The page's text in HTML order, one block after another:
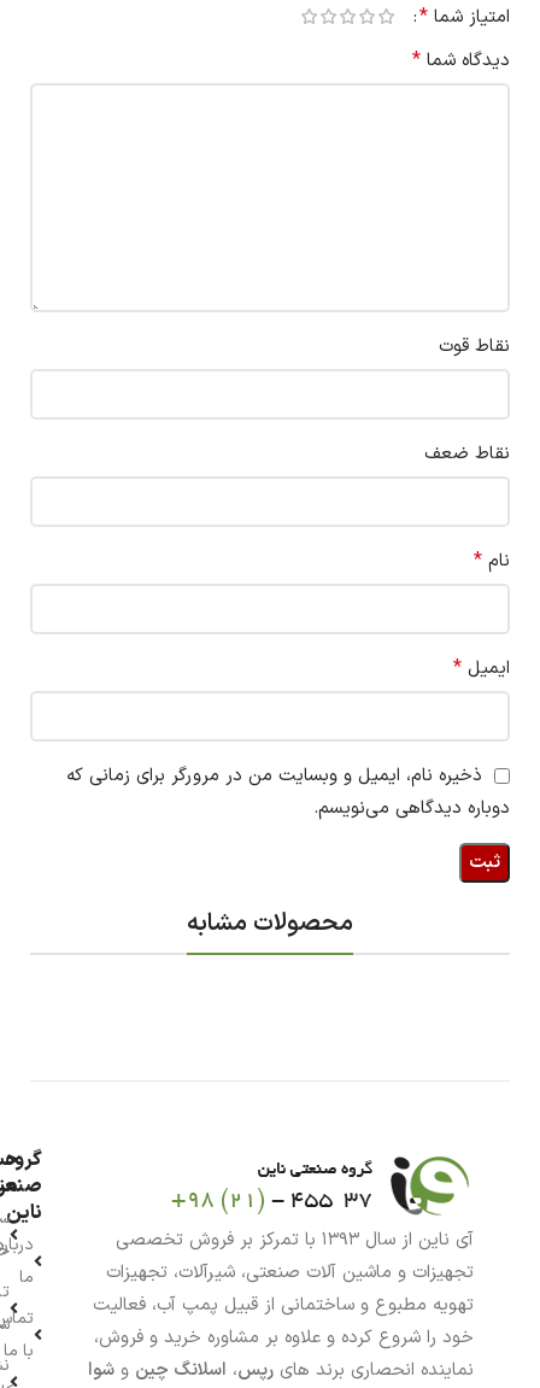
امتیاز شما *
دیدگاه شما *
نقاط قوت
نقاط ضعف
نام *
ایمیل *
ذخیره نام، ایمیل و وبسایت من در مرورگر برای زمانی که
دوباره دیدگاهی می‌نویسم.
محصولات مشابه
آی ناین از سال ۱۳۹۳ با تمرکز بر فروش تخصصی
تجهیزات و ماشین آلات صنعتی، شیرآلات، تجهیزات
تهویه مطبوع و ساختمانی از قبیل پمپ آب، فعالیت
خود را شروع کرده و علاوه بر مشاوره خرید و فروش،
نماینده انحصاری برند های رپس، اسلانگ چین و شوا
گروه
ناین
ما
با ما